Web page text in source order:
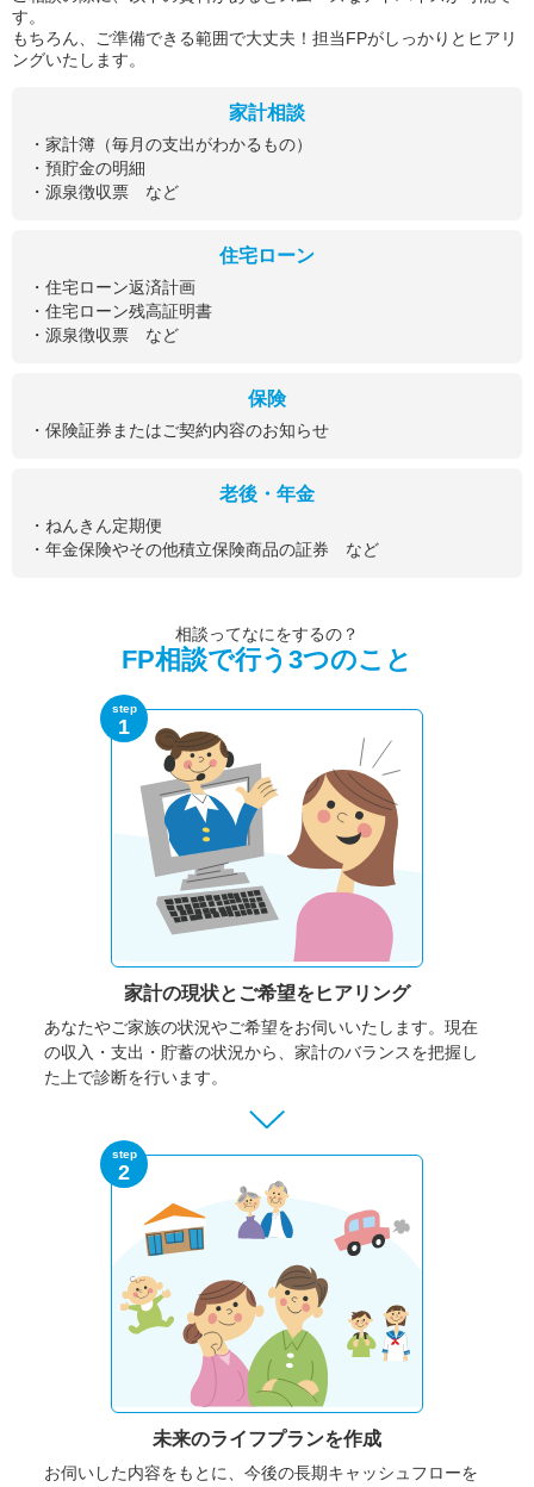
す。
もちろん、ご準備できる範囲で大丈夫！担当FPがしっかりとヒアリ
ングいたします。
家計相談
・家計簿（毎月の支出がわかるもの）
・預貯金の明細
・源泉徴収票 など
住宅ローン
・住宅ローン返済計画
・住宅ローン残高証明書
・源泉徴収票 など
保険
・保険証券またはご契約内容のお知らせ
老後・年金
・ねんきん定期便
・年金保険やその他積立保険商品の証券 など
相談ってなにをするの？
FP相談で行う3つのこと
step
1
家計の現状と ご希望をヒアリング
あなたやご家族の状況やご希望をお伺いいたします。 現在
の収入・支出・貯蓄の状況から、家計のバランスを把握し
た上で診断を行います。
step
2
未来のライフプランを作成
お伺いした内容をもとに、今後の長期キャッシュフローを